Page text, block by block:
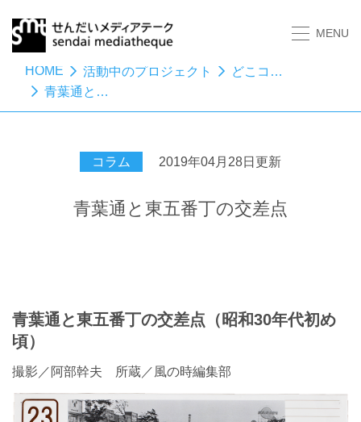
MENU
HOME 活動中のプロジェクト
どこコレ？－おしえてください昭和のセンダイ
青葉通と東五番丁の交差点
コラム 2019年04月28日更新
青葉通と東五番丁の交差点
青葉通と東五番丁の交差点（昭和30年代初め
頃）
撮影／阿部幹夫 所蔵／風の時編集部